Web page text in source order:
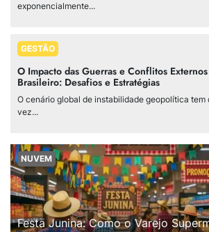
exponencialmente...
GESTÃO
O Impacto das Guerras e Conflitos
Brasileiro: Desafios e Estratégias
O cenário global de instabilidade geopolítica tem
vez...
NUVEM
Festa Junina: Como o Varejo